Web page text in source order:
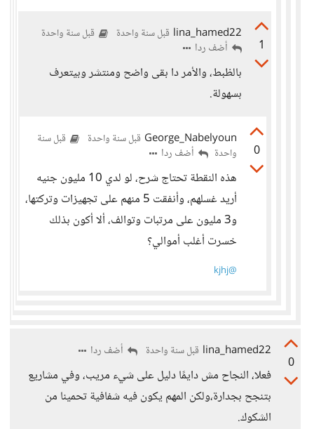
1
lina_hamed22 قبل سنة واحدة قبل سنة واحدة
أضف ردا
بالظبط، والأمر دا بقى واضح ومنتشر وبيتعرف
بسهولة.
0
George_Nabelyoun قبل سنة واحدة
قبل سنة
واحدة
أضف ردا
هذه النقطة تحتاج شرح، لو لدي 10 مليون جنيه
أريد غسلهم، وأنفقت 5 منهم على تجهيزات وتركتها،
و3 مليون على مرتبات وتوالف، ألا أكون بذلك
خسرت أغلب أموالي؟
@kjhj
0
lina_hamed22 قبل سنة واحدة أضف ردا
فعلا، النجاح مش دايمًا دليل على شيء مريب، وفي مشاريع
بتنجح بجدارة،ولكن المهم يكون فيه شفافية تحمينا من
الشكوك.